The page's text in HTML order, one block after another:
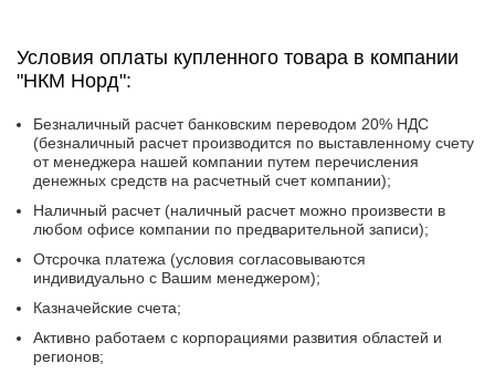
Условия оплаты купленного товара в компании
"НКМ Норд":
Безналичный расчет банковским переводом 20% НДС
(безналичный расчет производится по выставленному счету
от менеджера нашей компании путем перечисления
денежных средств на расчетный счет компании);
Наличный расчет (наличный расчет можно произвести в
любом офисе компании по предварительной записи);
Отсрочка платежа (условия согласовываются
индивидуально с Вашим менеджером);
Казначейские счета;
Активно работаем с корпорациями развития областей и
регионов;